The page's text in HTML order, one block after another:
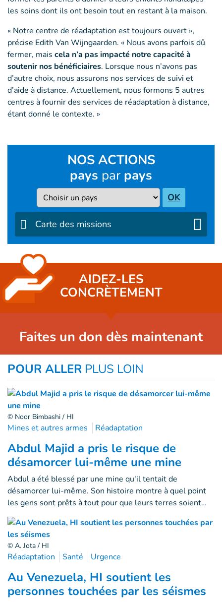
les soins dont ils ont besoin tout en restant à la maison.
« Notre centre de réadaptation est toujours ouvert »,
précise Edith Van Wijngaarden. « Nous avons parfois dû
fermer, mais cela n’a pas impacté notre capacité à
soutenir nos bénéficiaires. Lorsque nous n’avons pas
d’autre choix, nous assurons nos services de suivi et
d’aide à distance. Actuellement, nous formons 5 autres
centres à fournir des services de réadaptation à distance,
étant donné le contexte. »
NOS ACTIONS
pays par pays
Pays OK
Carte des missions
AIDEZ-LES
CONCRÈTEMENT
Faites un don dès maintenant
POUR ALLER PLUS LOIN
© Noor Bimbashi / HI
Mines et autres armes Réadaptation
Abdul Majid a pris le risque de
désamorcer lui-même une mine
Abdul a été blessé par une mine qu'il tentait de
désamorcer lui-même. Son histoire montre à quel point
les gens sont prêts à tout pour que leurs terres soient…
© A. Jota / HI
Réadaptation Santé Urgence
Au Venezuela, HI soutient les
personnes touchées par les séismes